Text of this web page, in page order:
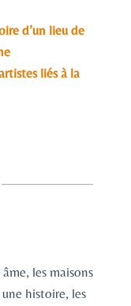
d’un lieu de
liés à la
les maisons
histoire, les